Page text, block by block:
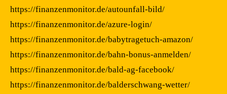
https://finanzenmonitor.de/autounfall-bild/
https://finanzenmonitor.de/azure-login/
https://finanzenmonitor.de/babytragetuch-amazon/
https://finanzenmonitor.de/bahn-bonus-anmelden/
https://finanzenmonitor.de/bald-ag-facebook/
https://finanzenmonitor.de/balderschwang-wetter/